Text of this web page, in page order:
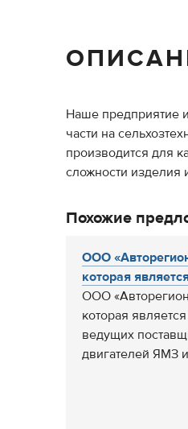
Наше предприятие
части на
производится для
сложности изделия
Похожие
ООО
которая
ООО
которая
ведущих
двигателей ЯМЗ